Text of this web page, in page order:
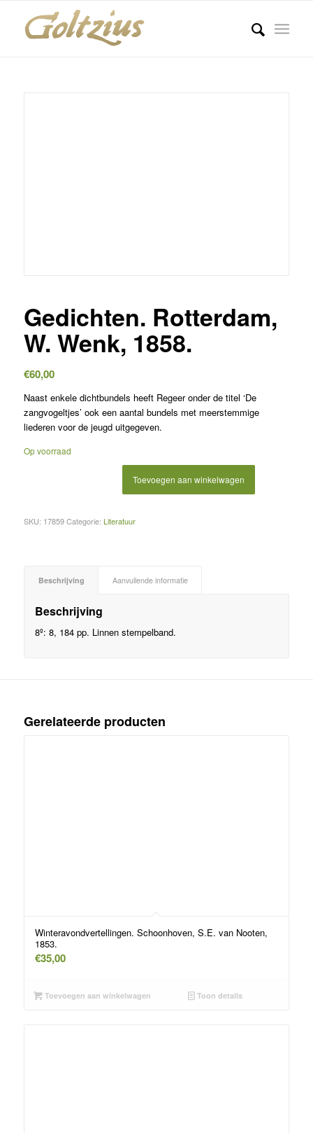
Gedichten. Rotterdam,
W. Wenk, 1858.
€60,00
Naast enkele dichtbundels heeft Regeer onder de titel ‘De
zangvogeltjes’ ook een aantal bundels met meerstemmige
liederen voor de jeugd uitgegeven.
Op voorraad
Toevoegen aan winkelwagen
SKU: 17859 Categorie: Literatuur
Beschrijving Aanvullende informatie
Beschrijving
8º: 8, 184 pp. Linnen stempelband.
Gerelateerde producten
Winteravondvertellingen. Schoonhoven, S.E. van Nooten,
1853.
€35,00
Toevoegen aan winkelwagen Toon details